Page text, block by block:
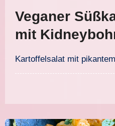
Veganer
mit
Kartoffelsalat mit